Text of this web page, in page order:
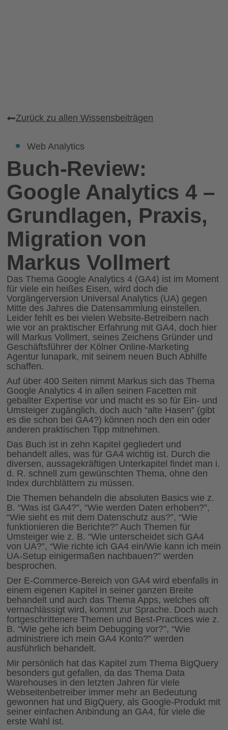
Zurück zu allen Wissensbeiträgen
Web Analytics
Buch-Review:
Google Analytics 4 –
Grundlagen, Praxis,
Migration von
Markus Vollmert
Das Thema Google Analytics 4 (GA4) ist im Moment
für viele ein heißes Eisen, wird doch die
Vorgängerversion Universal Analytics (UA) gegen
Mitte des Jahres die Datensammlung einstellen.
Leider fehlt es bei vielen Website-Betreibern nach
wie vor an praktischer Erfahrung mit GA4, doch hier
will Markus Vollmert, seines Zeichens Gründer und
Geschäftsführer der Kölner Online-Marketing
Agentur lunapark, mit seinem neuen Buch Abhilfe
schaffen.
Auf über 400 Seiten nimmt Markus sich das Thema
Google Analytics 4 in allen seinen Facetten mit
geballter Expertise vor und macht es so für Ein- und
Umsteiger zugänglich, doch auch “alte Hasen” (gibt
es die schon bei GA4?) können noch den ein oder
anderen praktischen Tipp mitnehmen.
Das Buch ist in zehn Kapitel gegliedert und
behandelt alles, was für GA4 wichtig ist. Durch die
diversen, aussagekräftigen Unterkapitel findet man i.
d. R. schnell zum gewünschten Thema, ohne den
Index durchblättern zu müssen.
Die Themen behandeln die absoluten Basics wie z.
B. “Was ist GA4?”, “Wie werden Daten erhoben?”,
“Wie sieht es mit dem Datenschutz aus?”, “Wie
funktionieren die Berichte?” Auch Themen für
Umsteiger wie z. B. “Wie unterscheidet sich GA4
von UA?”, “Wie richte ich GA4 ein/Wie kann ich mein
UA-Setup einigermaßen nachbauen?” werden
besprochen.
Der E-Commerce-Bereich von GA4 wird ebenfalls in
einem eigenen Kapitel in seiner ganzen Breite
behandelt und auch das Thema Apps, welches oft
vernachlässigt wird, kommt zur Sprache. Doch auch
fortgeschrittenere Themen und Best-Practices wie z.
B. “Wie gehe ich beim Debugging vor?”, “Wie
administriere ich mein GA4 Konto?” werden
ausführlich behandelt.
Mir persönlich hat das Kapitel zum Thema BigQuery
besonders gut gefallen, da das Thema Data
Warehouses in den letzten Jahren für viele
Webseitenbetreiber immer mehr an Bedeutung
gewonnen hat und BigQuery, als Google-Produkt mit
seiner einfachen Anbindung an GA4, für viele die
erste Wahl ist.